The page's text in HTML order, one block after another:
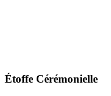
Étoffe Cérémonielle